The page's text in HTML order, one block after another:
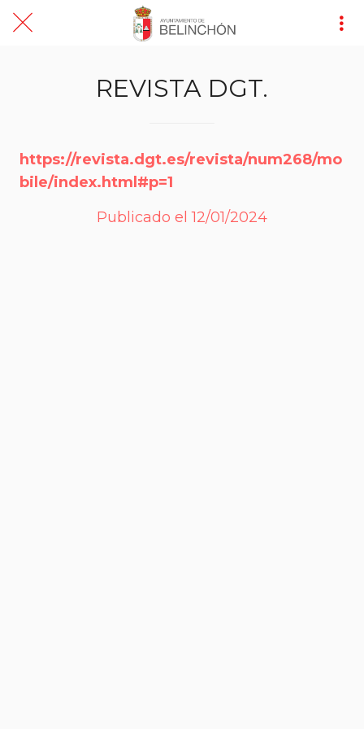
REVISTA DGT.
https://revista.dgt.es/revista/num268/mo
bile/index.html#p=1
Publicado el 12/01/2024